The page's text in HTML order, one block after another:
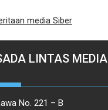
media Siber
LINTAS MEDIA
No. 221 – B